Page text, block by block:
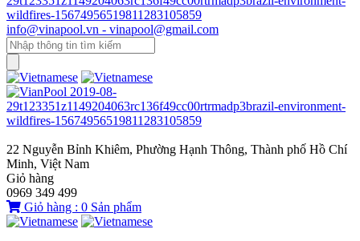
info@vinapool.vn - vinapool@gmail.com
22 Nguyễn Bỉnh Khiêm, Phường Hạnh Thông, Thành phố Hồ Chí
Minh, Việt Nam
Giỏ hàng
0969 349 499
Giỏ hàng : 0 Sản phẩm